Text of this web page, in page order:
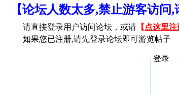
【论坛人数太多,禁止游客访
请直接登录用户访问论坛，或请 【 点这里注
如果您已注册,请先登录论坛即可游览帖子
登录